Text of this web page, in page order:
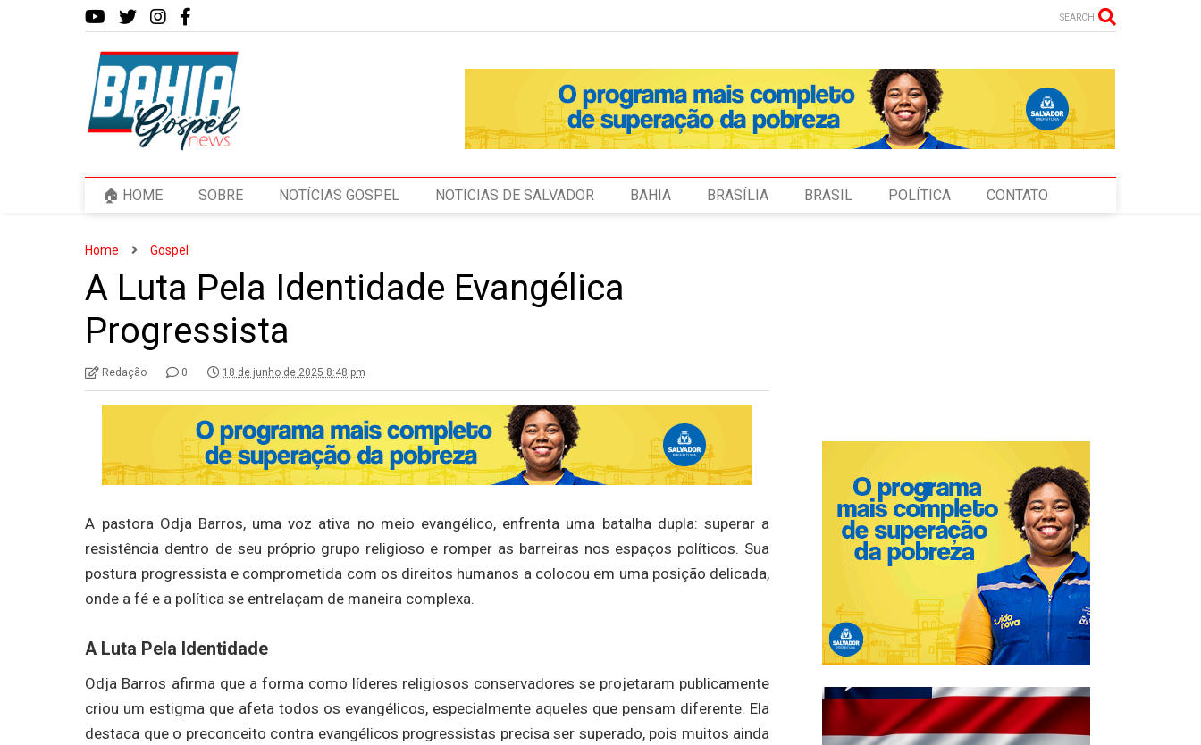
SEARCH
🏠 HOME SOBRE NOTÍCIAS GOSPEL NOTICIAS DE SALVADOR BAHIA BRASÍLIA BRASIL POLÍTICA CONTATO
Home Gospel
A Luta Pela Identidade Evangélica
Progressista
Redação 0 18 de junho de 2025 8:48 pm
A pastora Odja Barros, uma voz ativa no meio evangélico, enfrenta uma batalha dupla: superar a
resistência dentro de seu próprio grupo religioso e romper as barreiras nos espaços políticos. Sua
postura progressista e comprometida com os direitos humanos a colocou em uma posição delicada,
onde a fé e a política se entrelaçam de maneira complexa.
A Luta Pela Identidade
Odja Barros afirma que a forma como líderes religiosos conservadores se projetaram publicamente
criou um estigma que afeta todos os evangélicos, especialmente aqueles que pensam diferente. Ela
destaca que o preconceito contra evangélicos progressistas precisa ser superado, pois muitos ainda